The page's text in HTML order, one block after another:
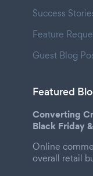
Success
Feature
Guest Blog
Featured
Converting
Black Friday
Online
overall retail